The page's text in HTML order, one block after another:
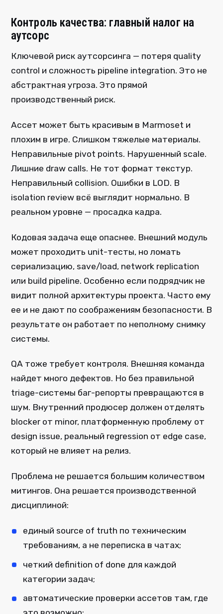
Контроль качества: главный налог на
аутсорс
Ключевой риск аутсорсинга — потеря quality
control и сложность pipeline integration. Это не
абстрактная угроза. Это прямой
производственный риск.
Ассет может быть красивым в Marmoset и
плохим в игре. Слишком тяжелые материалы.
Неправильные pivot points. Нарушенный scale.
Лишние draw calls. Не тот формат текстур.
Неправильный collision. Ошибки в LOD. В
isolation review всё выглядит нормально. В
реальном уровне — просадка кадра.
Кодовая задача еще опаснее. Внешний модуль
может проходить unit-тесты, но ломать
сериализацию, save/load, network replication
или build pipeline. Особенно если подрядчик не
видит полной архитектуры проекта. Часто ему
ее и не дают по соображениям безопасности. В
результате он работает по неполному снимку
системы.
QA тоже требует контроля. Внешняя команда
найдет много дефектов. Но без правильной
triage-системы баг-репорты превращаются в
шум. Внутренний продюсер должен отделять
blocker от minor, платформенную проблему от
design issue, реальный regression от edge case,
который не влияет на релиз.
Проблема не решается большим количеством
митингов. Она решается производственной
дисциплиной:
единый source of truth по техническим
требованиям, а не переписка в чатах;
четкий definition of done для каждой
категории задач;
автоматические проверки ассетов там, где